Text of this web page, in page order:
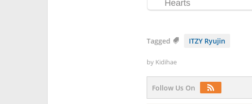
Tagged ITZY Ryujin
by Kidihae
Follow Us On